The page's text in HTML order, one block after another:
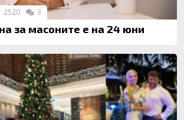
за масоните е на 24 юни
2520 3